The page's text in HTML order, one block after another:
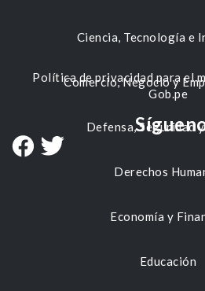
Ciencia, Tecnología e
Comercio, Negocio y
Defensa, Seguridad
Derechos
Economía y
Educación
Política de privacidad para el
Gob.pe